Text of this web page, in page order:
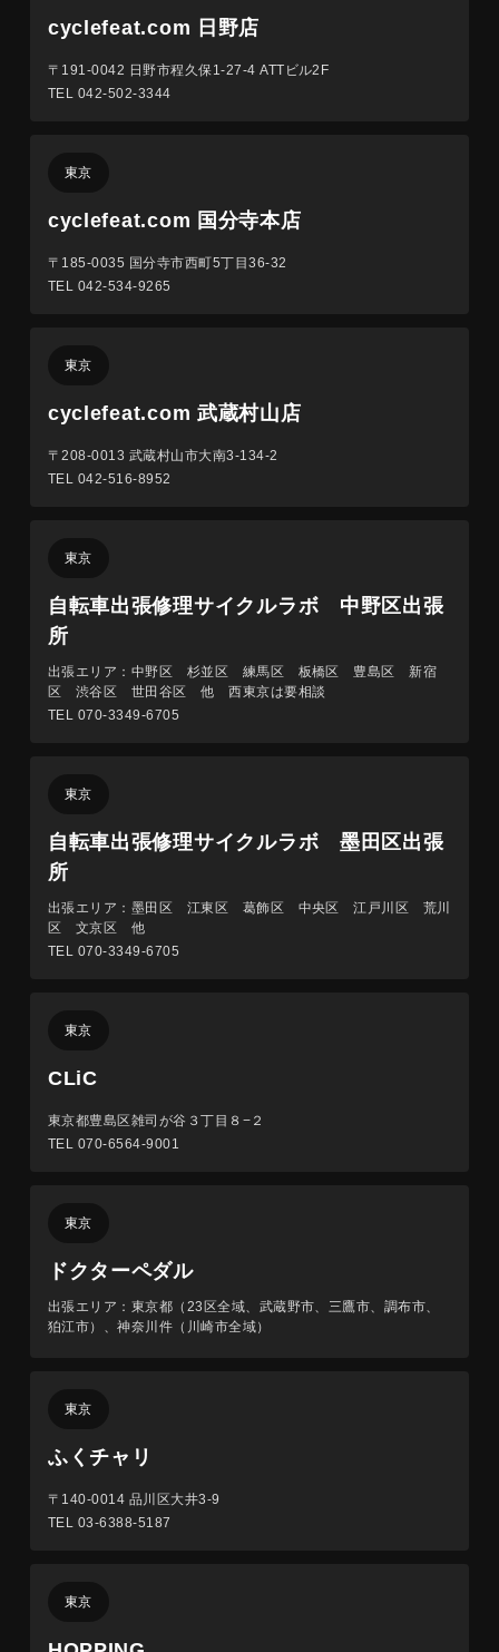
cyclefeat.com 日野店
〒191-0042 日野市程久保1-27-4 ATTビル2F
TEL 042-502-3344
東京
cyclefeat.com 国分寺本店
〒185-0035 国分寺市西町5丁目36-32
TEL 042-534-9265
東京
cyclefeat.com 武蔵村山店
〒208-0013 武蔵村山市大南3-134-2
TEL 042-516-8952
東京
自転車出張修理サイクルラボ 中野区出張
所
出張エリア：中野区 杉並区 練馬区 板橋区 豊島区 新宿
区 渋谷区 世田谷区 他 西東京は要相談
TEL 070-3349-6705
東京
自転車出張修理サイクルラボ 墨田区出張
所
出張エリア：墨田区 江東区 葛飾区 中央区 江戸川区 荒川
区 ​文京区 他
TEL 070-3349-6705
東京
CLiC
東京都豊島区雑司が谷３丁目８−２
TEL 070-6564-9001
東京
ドクターペダル
出張エリア：東京都（23区全域、武蔵野市、三鷹市、調布市、
狛江市）、神奈川件（川崎市全域）
東京
ふくチャリ
〒140-0014 品川区大井3-9
TEL 03-6388-5187
東京